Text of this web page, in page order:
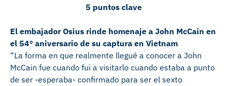
5 puntos clave
El embajador Osius rinde homenaje a John McCain en
el 54º aniversario de su captura en Vietnam
“La forma en que realmente llegué a conocer a John
McCain fue cuando fui a visitarlo cuando estaba a punto
de ser -esperaba- confirmado para ser el sexto